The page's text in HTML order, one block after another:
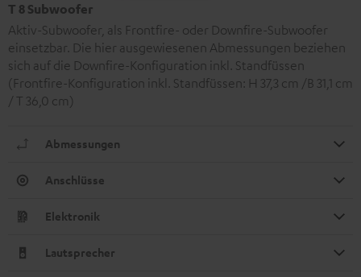
T 8 Subwoofer
Aktiv-Subwoofer, als Frontfire- oder Downfire-Subwoofer
einsetzbar. Die hier ausgewiesenen Abmessungen beziehen
sich auf die Downfire-Konfiguration inkl. Standfüssen
(Frontfire-Konfiguration inkl. Standfüssen: H 37,3 cm /B 31,1 cm
/ T 36,0 cm)
Abmessungen
Anschlüsse
Elektronik
Lautsprecher